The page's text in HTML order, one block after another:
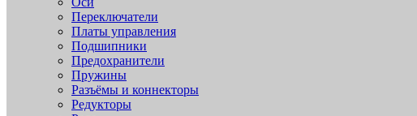
Переключатели
Платы управления
Подшипники
Предохранители
Пружины
Разъёмы и коннекторы
Редукторы